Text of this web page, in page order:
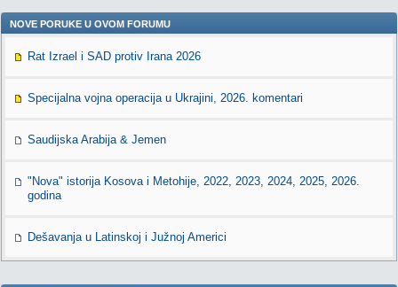
NOVE PORUKE U OVOM FORUMU
Rat Izrael i SAD protiv Irana 2026
Specijalna vojna operacija u Ukrajini, 2026. komentari
Saudijska Arabija & Jemen
"Nova" istorija Kosova i Metohije, 2022, 2023, 2024, 2025, 2026.
godina
Dešavanja u Latinskoj i Južnoj Americi